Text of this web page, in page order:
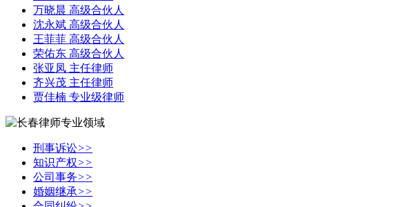
万晓晨 高级合伙人
沈永斌 高级合伙人
王菲菲 高级合伙人
荣佑东 高级合伙人
张亚凤 主任律师
齐兴茂 主任律师
贾佳楠 专业级律师
刑事诉讼>>
知识产权>>
公司事务>>
婚姻继承>>